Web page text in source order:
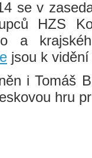
se v
HZS
a
jsou k
i Tomáš
hru